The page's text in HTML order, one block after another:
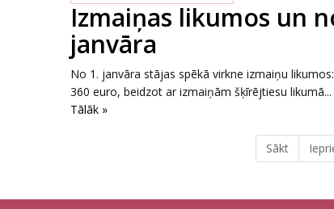
Izmaiņas likumos un
janvāra
No 1. janvāra stājas spēkā virkne izmaiņu
360 euro, beidzot ar izmaiņām šķīrējtiesu likumā...
Tālāk »
Sākt